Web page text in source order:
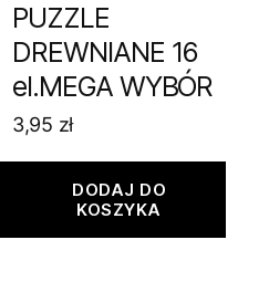
PUZZLE
DREWNIANE 16
el.MEGA WYBÓR
3,95 zł
DODAJ DO
KOSZYKA